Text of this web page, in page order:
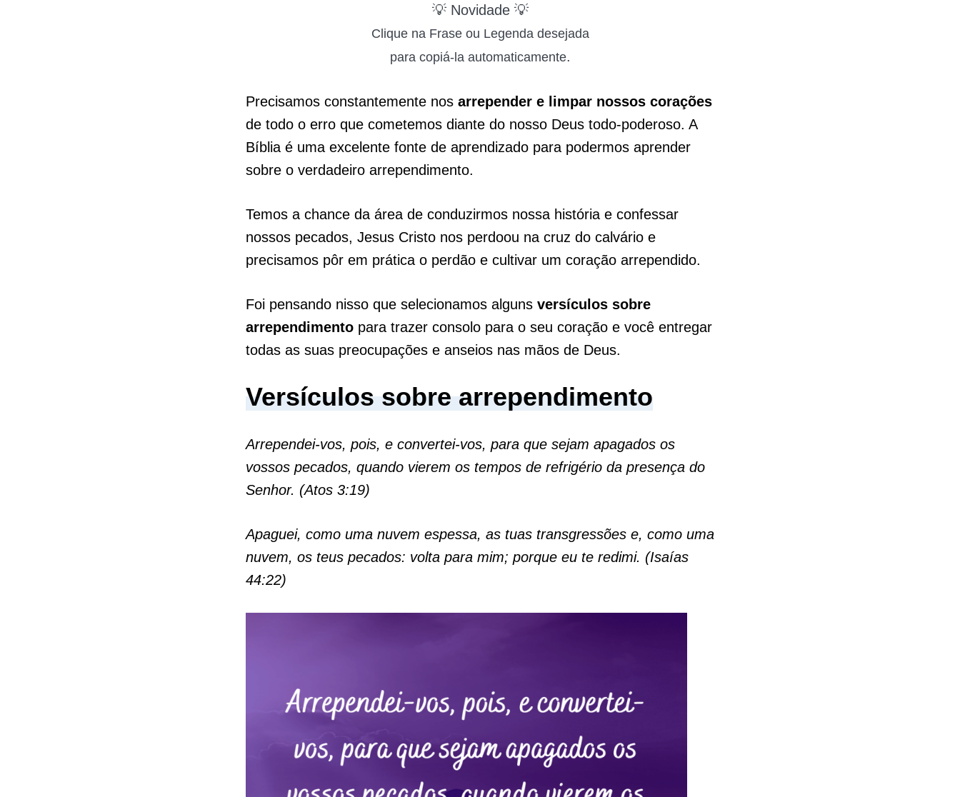
💡 Novidade 💡
Clique na Frase ou Legenda desejada
para copiá-la automaticamente.
Precisamos constantemente nos arrepender e limpar nossos corações
de todo o erro que cometemos diante do nosso Deus todo-poderoso. A
Bíblia é uma excelente fonte de aprendizado para podermos aprender
sobre o verdadeiro arrependimento.
Temos a chance da área de conduzirmos nossa história e confessar
nossos pecados, Jesus Cristo nos perdoou na cruz do calvário e
precisamos pôr em prática o perdão e cultivar um coração arrependido.
Foi pensando nisso que selecionamos alguns versículos sobre
arrependimento para trazer consolo para o seu coração e você entregar
todas as suas preocupações e anseios nas mãos de Deus.
Versículos sobre arrependimento
Arrependei-vos, pois, e convertei-vos, para que sejam apagados os
vossos pecados, quando vierem os tempos de refrigério da presença do
Senhor. (Atos 3:19)
Apaguei, como uma nuvem espessa, as tuas transgressões e, como uma
nuvem, os teus pecados: volta para mim; porque eu te redimi. (Isaías
44:22)